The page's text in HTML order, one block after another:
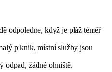
odpoledne, když je pláž téměř
piknik, místní služby jsou
odpad, žádné ohniště.